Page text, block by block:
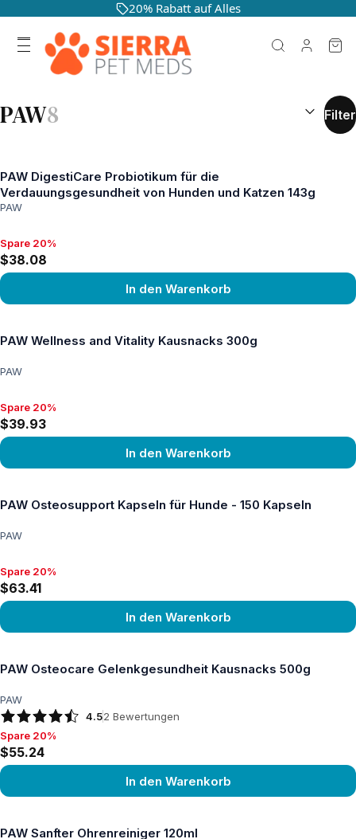
20% Rabatt auf Alles
PAW8 Filter
PAW DigestiCare Probiotikum für die
Verdauungsgesundheit von Hunden und Katzen 143g
PAW
Spare 20%, $38.08
Spare 20%
$38.08
In den Warenkorb
PAW Wellness and Vitality Kausnacks 300g
PAW
Spare 20%, $39.93
Spare 20%
$39.93
In den Warenkorb
PAW Osteosupport Kapseln für Hunde - 150 Kapseln
PAW
Spare 20%, $63.41
Spare 20%
$63.41
In den Warenkorb
PAW Osteocare Gelenkgesundheit Kausnacks 500g
PAW
4.52 Bewertungen
Spare 20%, $55.24
Spare 20%
$55.24
In den Warenkorb
PAW Sanfter Ohrenreiniger 120ml